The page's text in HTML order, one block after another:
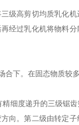
级高剪切均质乳化
经过乳化机将物料
下。在固态物质较
精细度递升的三级锯
向。第二级由转定